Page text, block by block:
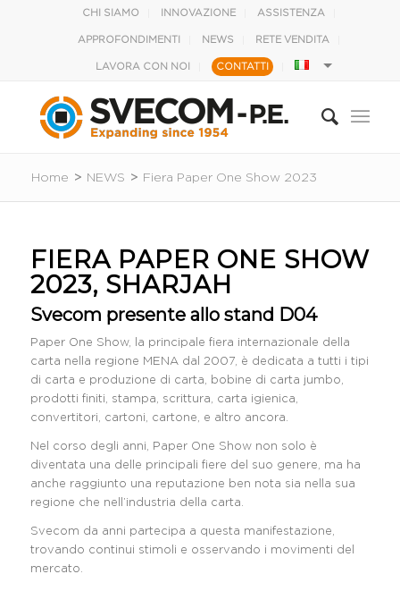
CHI SIAMO INNOVAZIONE ASSISTENZA
APPROFONDIMENTI NEWS RETE VENDITA
LAVORA CON NOI CONTATTI
Home > NEWS > Fiera Paper One Show 2023
FIERA PAPER ONE SHOW
2023, SHARJAH
Svecom presente allo stand D04
Paper One Show, la principale fiera internazionale della
carta nella regione MENA dal 2007, è dedicata a tutti i tipi
di carta e produzione di carta, bobine di carta jumbo,
prodotti finiti, stampa, scrittura, carta igienica,
convertitori, cartoni, cartone, e altro ancora.
Nel corso degli anni, Paper One Show non solo è
diventata una delle principali fiere del suo genere, ma ha
anche raggiunto una reputazione ben nota sia nella sua
regione che nell’industria della carta.
Svecom da anni partecipa a questa manifestazione,
trovando continui stimoli e osservando i movimenti del
mercato.